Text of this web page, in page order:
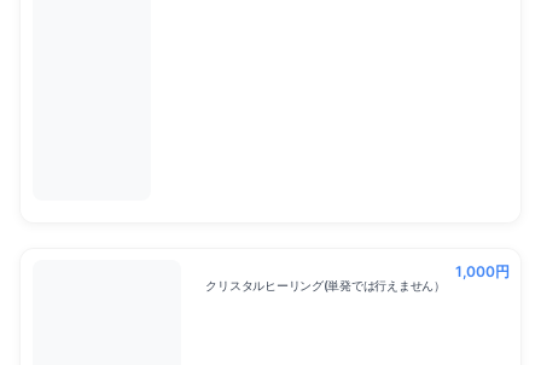
クリスタルヒーリング(単発では行えません）
1,000円